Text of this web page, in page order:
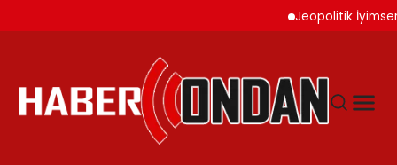
Jeopolitik İyimserlik